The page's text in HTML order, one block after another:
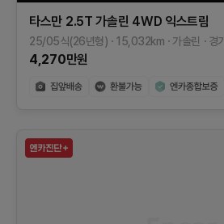
타스만 2.5T 가솔린 4WD 익스트림
25/05식(26년형) 15,032km 가솔린 경기
4,270만원